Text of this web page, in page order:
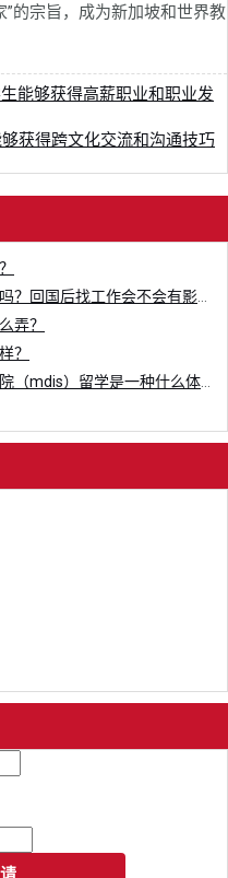
的宗旨，成为新加坡和世界教
能够获得高薪职业和职业发
获得跨文化交流和沟通技巧
弄？
？